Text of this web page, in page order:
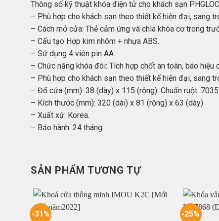
Thông số kỹ thuật khóa điện tử cho khách sạn
– Phù hợp cho khách sạn theo thiết kế hiện đại, sang
– Cách mở cửa: Thẻ cảm ứng và chìa khóa cơ trong
– Cấu tạo Hợp kim nhôm + nhựa ABS.
– Sử dụng 4 viên pin AA.
– Chức năng khóa đôi: Tích hợp chốt an toàn, báo hiệu
– Phù hợp cho khách sạn theo thiết kế hiện đại, sang
– Đố cửa (mm): 38 (dày) x 115 (rộng). Chuẩn ruột: 7035
– Kích thước (mm): 320 (dài) x 81 (rộng) x 63 (dày)
– Xuất xứ: Korea.
– Bảo hành: 24 tháng.
SẢN PHẨM TƯƠNG TỰ
-31% -25%